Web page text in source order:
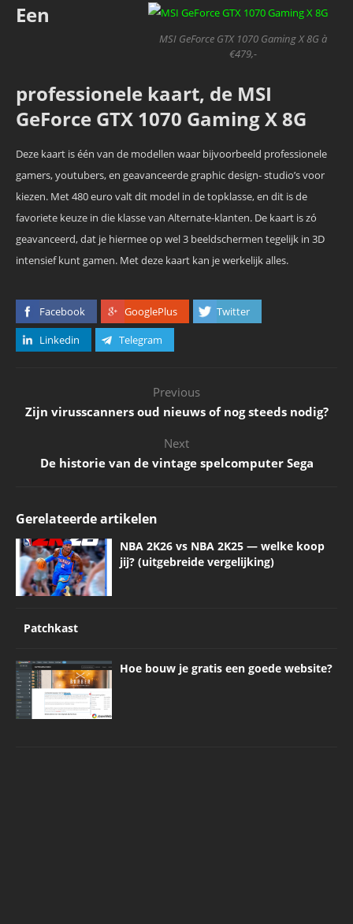
MSI GeForce GTX 1070 Gaming X 8G à
€479,-
Een
professionele kaart, de MSI
GeForce GTX 1070 Gaming X 8G
Deze kaart is één van de modellen waar bijvoorbeeld professionele
gamers, youtubers, en geavanceerde graphic design- studio’s voor
kiezen. Met 480 euro valt dit model in de topklasse, en dit is de
favoriete keuze in die klasse van Alternate-klanten. De kaart is zó
geavanceerd, dat je hiermee op wel 3 beeldschermen tegelijk in 3D
intensief kunt gamen. Met deze kaart kan je werkelijk alles.
Facebook GooglePlus
Twitter
Linkedin
Telegram
Previous
Zijn virusscanners oud nieuws of nog steeds nodig?
Next
De historie van de vintage spelcomputer Sega
Gerelateerde artikelen
NBA 2K26 vs NBA 2K25 — welke koop
jij? (uitgebreide vergelijking)
Patchkast
Hoe bouw je gratis een goede website?